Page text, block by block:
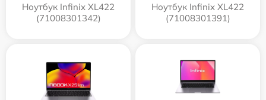
Ноутбук Infinix XL422
(71008301342)
Ноутбук Infinix XL422
(71008301391)